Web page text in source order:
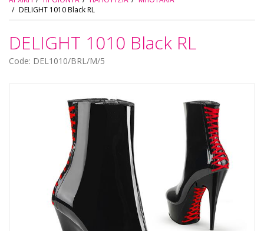
DELIGHT 1010 Black RL
DELIGHT 1010 Black RL
Code: DEL1010/BRL/M/5